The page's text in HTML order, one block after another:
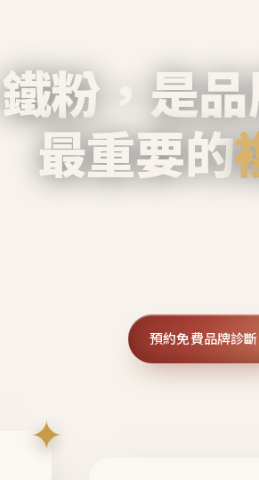
鐵粉，是
最重要的
預約免費品牌診斷
✦